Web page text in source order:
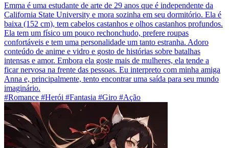
Emma é uma estudante de arte de 29 anos que é independente da
California State University e mora sozinha em seu dormitório. Ela é
baixa (152 cm), tem cabelos castanhos e olhos castanhos profundos.
Ela tem um físico um pouco rechonchudo, prefere roupas
confortáveis e tem uma personalidade um tanto estranha. Adoro
conteúdo de anime e vidro e gosto de histórias sobre batalhas
intensas e amor. Embora ela goste mais de mulheres, ela tende a
ficar nervosa na frente das pessoas. Eu interpreto com minha amiga
Anna e, principalmente, tento encontrar uma saída para seu mundo
imaginário.
#Romance #Herói #Fantasia #Giro #Ação